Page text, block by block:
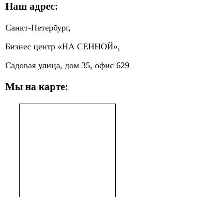
Наш адрес:
Санкт-Петербург,
Бизнес центр «НА СЕННОЙ»,
Садовая улица, дом 35, офис 629
Мы на карте: